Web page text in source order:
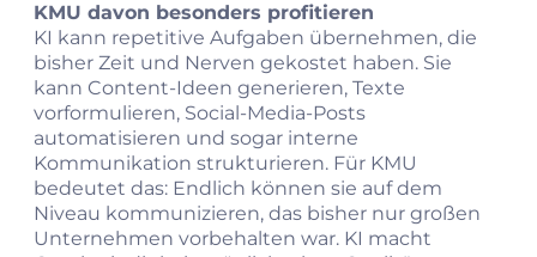
KMU davon besonders profitieren
KI kann repetitive Aufgaben übernehmen, die
bisher Zeit und Nerven gekostet haben. Sie
kann Content‑Ideen generieren, Texte
vorformulieren, Social‑Media‑Posts
automatisieren und sogar interne
Kommunikation strukturieren. Für KMU
bedeutet das: Endlich können sie auf dem
Niveau kommunizieren, das bisher nur großen
Unternehmen vorbehalten war. KI macht